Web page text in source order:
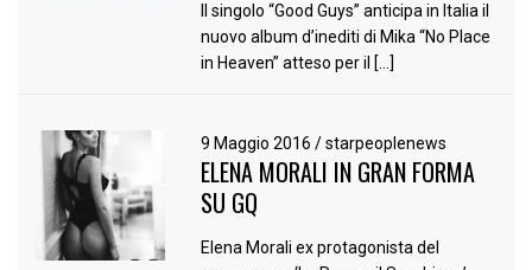
Il singolo “Good Guys” anticipa in Italia il
nuovo album d’inediti di Mika “No Place
in Heaven” atteso per il […]
9 Maggio 2016/ starpeoplenews
ELENA MORALI IN GRAN FORMA
SU GQ
Elena Morali ex protagonista del